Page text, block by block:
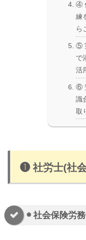
④
練
ら
⑤
で
活
⑥
識
取
❶ 社労士(社
◉ 社会保険労